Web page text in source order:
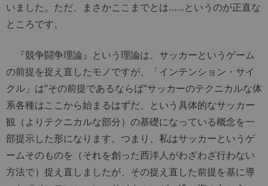
いました。ただ、まさかここまでとは……というのが正直な
ところです。
『競争闘争理論』という理論は、サッカーというゲーム
の前提を捉え直したモノですが、「インテンション・サイ
クル」は“その前提であるならば”サッカーのテクニカルな体
系各種はここから始まるはずだ、という具体的なサッカー
観（よりテクニカルな部分）の基礎になっている概念を一
部提示した形になります。つまり、私はサッカーというゲ
ームそのものを（それを創った西洋人がわざわざ行わない
方法で）捉え直しましたが、その捉え直した前提を基に導